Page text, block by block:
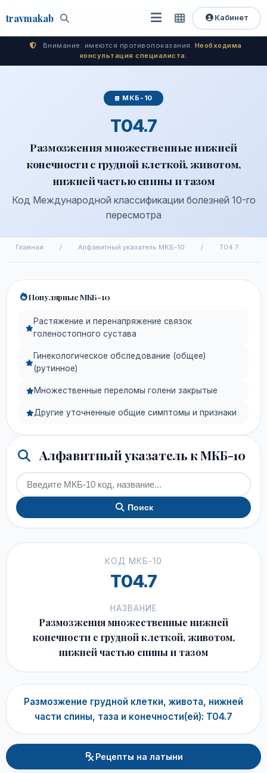
travmakab Поиск
Открыть
меню
Быстрый
доступ
Кабинет
Внимание: имеются противопоказания. Необходима
консультация специалиста.
МКБ-10
T04.7
Размозжения множественные нижней
конечности с грудной клеткой, животом,
нижней частью спины и тазом
Код Международной классификации болезней 10-го
пересмотра
Главная / Алфавитный указатель МКБ-10 / T04.7
Популярные МКБ-10
Растяжение и перенапряжение связок
голеностопного сустава
Гинекологическое обследование (общее)
(рутинное)
Множественные переломы голени закрытые
Другие уточненные общие симптомы и признаки
Алфавитный указатель к МКБ-10
Поиск
КОД МКБ-10
T04.7
НАЗВАНИЕ
Размозжения множественные нижней
конечности с грудной клеткой, животом,
нижней частью спины и тазом
Размозжение грудной клетки, живота, нижней
части спины, таза и конечности(ей): T04.7
Рецепты на латыни